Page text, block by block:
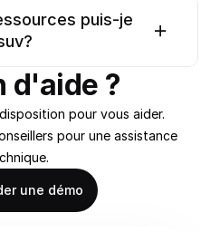
puis-je
d'aide ?
pour vous aider.
pour une assistance
une démo